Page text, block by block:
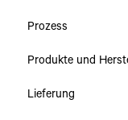
Prozess
Produkte und
Lieferung